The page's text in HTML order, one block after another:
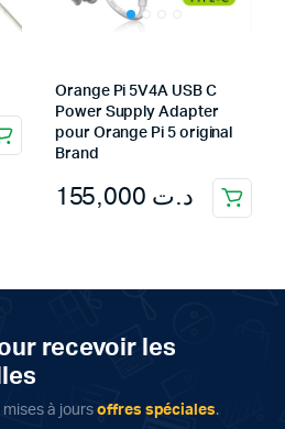
Orange Pi 5V4A USB C
Power Supply Adapter
pour Orange Pi 5 original
Brand
د.ت
recevoir les
mises à jours offres spéciales.